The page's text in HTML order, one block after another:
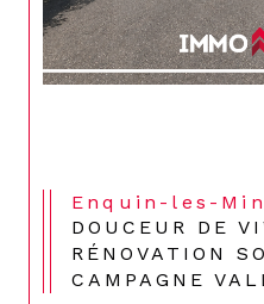
Enquin-les-
DOUCEUR DE
RÉNOVATION
CAMPAGNE